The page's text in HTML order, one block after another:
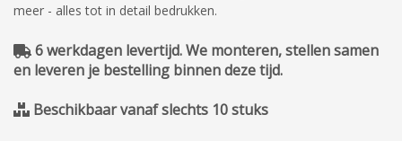
meer - alles tot in detail bedrukken.
6 werkdagen levertijd. We monteren, stellen samen
en leveren je bestelling binnen deze tijd.
Beschikbaar vanaf slechts 10 stuks